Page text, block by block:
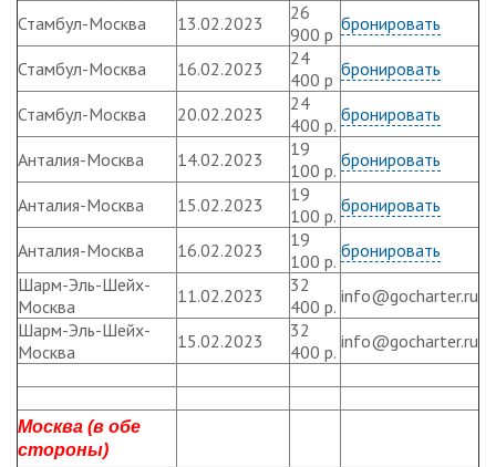
Стамбул-Москва 13.02.2023
26
900 р бронировать
Стамбул-Москва 16.02.2023
24
400 р бронировать
Стамбул-Москва 20.02.2023
24
400 р. бронировать
Анталия-Москва 14.02.2023
19
100 р. бронировать
Анталия-Москва 15.02.2023
19
100 р. бронировать
Анталия-Москва 16.02.2023
19
100 р. бронировать
Шарм-Эль-Шейх-
Москва
11.02.2023
32
400 р. info@gocharter.ru
Шарм-Эль-Шейх-
Москва
15.02.2023
32
400 р. info@gocharter.ru
Москва (в обе
стороны)